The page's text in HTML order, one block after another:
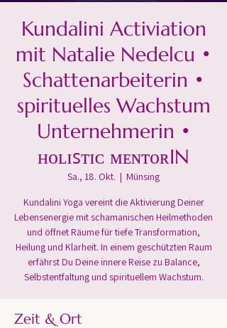
Kundalini Activiation
mit Natalie Nedelcu •
Schattenarbeiterin •
spirituelles Wachstum
Unternehmerin •
ʜᴏʟɪꜱᴛɪᴄ ᴍᴇɴᴛᴏʀIN
Sa., 18. Okt.
  |
Münsing
Kundalini Yoga vereint die Aktivierung Deiner
Lebensenergie mit schamanischen Heilmethoden
und öffnet Räume für tiefe Transformation,
Heilung und Klarheit. In einem geschützten Raum
erfährst Du Deine innere Reise zu Balance,
Selbstentfaltung und spirituellem Wachstum.
Zeit & Ort